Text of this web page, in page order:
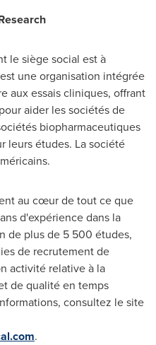
le siège social est à
une organisation intégrée
aux essais cliniques, offrant
aider les sociétés de
biopharmaceutiques
leurs études. La société
au cœur de tout ce que
d'expérience dans la
de plus de 5 500 études,
de recrutement de
activité relative à la
de qualité en temps
consultez le site
.